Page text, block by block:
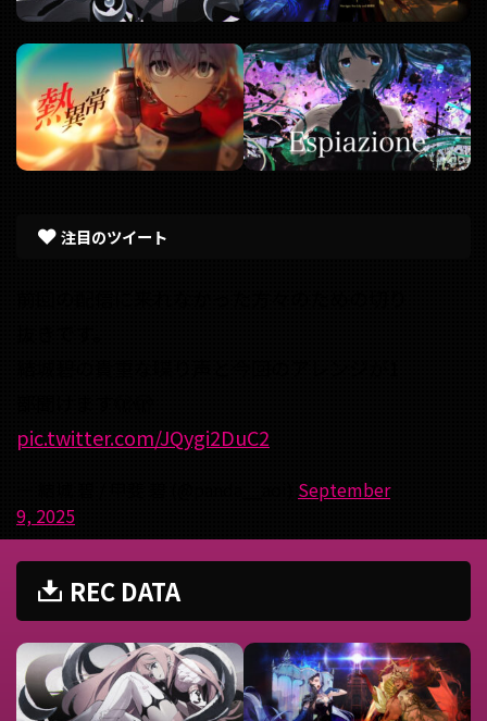
注目のツイート
pic.twitter.com/JQygi2DuC2
September
9, 2025
REC DATA